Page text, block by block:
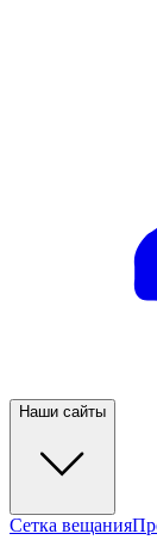
Наши сайты
Сетка вещания